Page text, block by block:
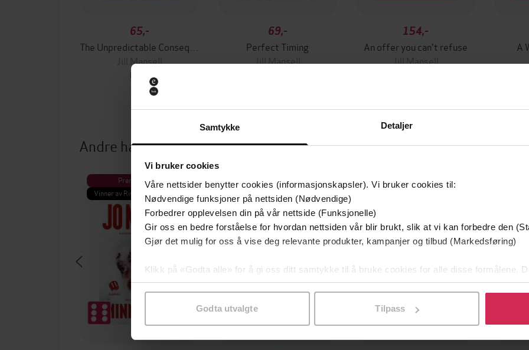
Samtykke Detaljer
Vi bruker cookies
Våre nettsider benytter cookies (informasjonskapsler). Vi bruker cookies til:
Nødvendige funksjoner på nettsiden (Nødvendige)
Forbedrer opplevelsen din på vår nettside (Funksjonelle)
Gir oss en bedre forståelse for hvordan nettsiden vår blir brukt, slik at vi kan forbedre den
Gjør det mulig for oss å vise deg relevante produkter, kampanjer og tilbud (Markedsføring)
Klikk på «Godta alle» for å gi oss ditt samtykke til å bruke cookies for alle disse formålene.
samtykke til spesifikke formål ved å klikke på «Tilpass». Du kan når som helst trekke
Godta utvalgte Tilpass
65,-
Jill Mansell
EBOK
69,-
Perfect Timing
Jill Mansell
154,-
An offer you can't refuse
Jill Mansell
A
Andre har også kjøpt
Premium
Vinner av Rivertonprisen
Premium
Første gang på tilbud
Premium